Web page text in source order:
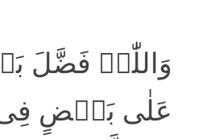
وَاللّٰہُ فَضَّلَ
عَلٰی بَعۡضٍ